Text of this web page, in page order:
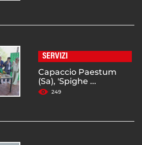
SERVIZI
Capaccio Paestum
(Sa), 'Spighe ...
249